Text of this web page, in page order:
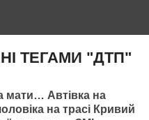
ТЕГАМИ "ДТП"
мати… Автівка на
на трасі Кривий